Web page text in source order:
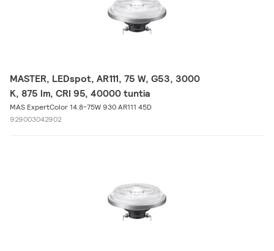
MASTER, LEDspot, AR111, 75 W, G53, 3000
K, 875 lm, CRI 95, 40000 tuntia
MAS ExpertColor 14.8-75W 930 AR111 45D
929003042902